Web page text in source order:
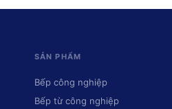
SẢN PHẨM
Bếp công nghiệp
Bếp từ công nghiệp